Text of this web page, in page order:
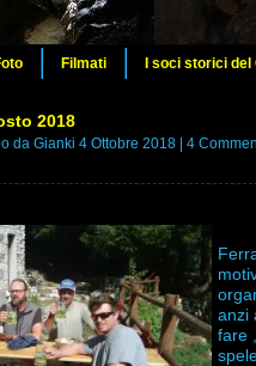
Filmati I soci storici del
2018
da Gianki 4 Ottobre 2018 | 4
anzi
fare